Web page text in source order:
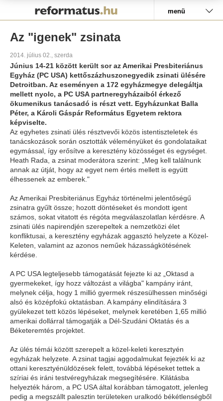
menü
Az "igenek" zsinata
2014. július 02., szerda
Június 14-21 között került sor az Amerikai Presbiteriánus
Egyház (PC USA) kettőszázhuszonegyedik zsinati ülésére
Detroitban. Az eseményen a 172 egyházmegye delegáltja
mellett nyolc, a PC USA partneregyházaiból érkező
ökumenikus tanácsadó is részt vett. Egyházunkat Balla
Péter, a Károli Gáspár Református Egyetem rektora
képviselte.
Az egyhetes zsinati ülés résztvevői közös istentiszteletek és
tanácskozások során osztották véleményüket és gondolataikat
egymással, így erősítve a keresztény közösséget és egységet.
Heath Rada, a zsinat moderátora szerint: „Meg kell találnunk
annak az útját, hogy az egyet nem értés mellett is együtt
élhessenek az emberek."
Az Amerikai Presbiteriánus Egyház történelmi jelentőségű
zsinatra gyűlt össze; hozott döntéseket és mondott igent
számos, sokat vitatott és régóta megválaszolatlan kérdésre. A
zsinati ülés napirendjén szerepeltek a nemzetközi élet
konfliktusai, a keresztény egyházak aggasztó helyzete a Közel-
Keleten, valamint az azonos neműek házasságkötésének
kérdése.
A PC USA legteljesebb támogatását fejezte ki az „Oktasd a
gyermekeket, így hozz változást a világba" kampány iránt,
melynek célja, hogy 1 millió gyermek részesülhessen minőségi
alsó és középfokú oktatásban. A kampány elindítására 3
gyülekezet tett közös lépéseket, melynek keretében 1,65 millió
amerikai dollárral támogatják a Dél-Szudáni Oktatás és a
Béketeremtés projektet.
Az ülés témái között szerepelt a közel-keleti keresztyén
egyházak helyzete. A zsinat tagjai aggodalmukat fejezték ki az
ottani keresztyénüldözések felett, továbbá lépéseket tettek a
szíriai és iráni testvéregyházak megsegítésére. Kilátásba
helyezték három, a PC USA által korábban támogatott, jelenleg
pedig a megszállt palesztin területeken uralkodó békétlenségből